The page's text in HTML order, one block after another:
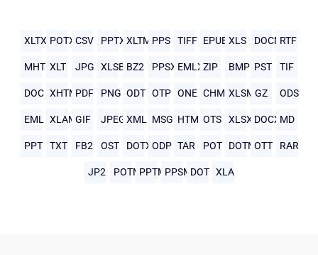
XLTX POTXCSV PPTX XLTM PPS TIFF EPUB XLS DOCMRTF
MHTML
XLT JPG XLSB BZ2 PPSX EMLXZIP BMP PST TIF
DOC XHTMLPDF PNG ODT OTP ONE CHM XLSM GZ ODS
EML XLAMGIF JPEG XML MSG HTMLOTS XLSX DOCX MD
PPT TXT FB2 OST DOTXODP TAR POT DOTMOTT RAR
JP2 POTMPPTMPPSMDOT XLA